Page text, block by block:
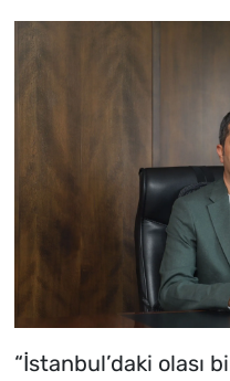
“İstanbul’daki olası